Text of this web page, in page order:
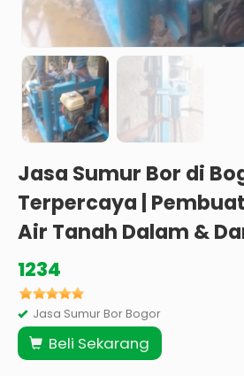
Jasa Sumur Bor di
Terpercaya |
Air Tanah Dalam &
1234
Jasa Sumur Bor Bogor
Beli Sekarang